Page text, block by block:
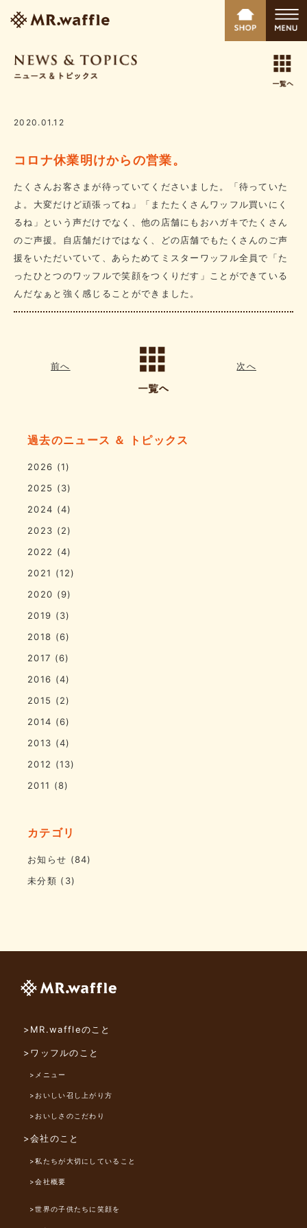
2020.01.12
コロナ休業明けからの営業。
たくさんお客さまが待っていてくださいました。「待っていた
よ。大変だけど頑張ってね」「またたくさんワッフル買いにく
るね」という声だけでなく、他の店舗にもおハガキでたくさん
のご声援。自店舗だけではなく、どの店舗でもたくさんのご声
援をいただいていて、あらためてミスターワッフル全員で「た
ったひとつのワッフルで笑顔をつくりだす」ことができている
んだなぁと強く感じることができました。
前へ 次へ
過去のニュース ＆ トピックス
2026 (1)
2025 (3)
2024 (4)
2023 (2)
2022 (4)
2021 (12)
2020 (9)
2019 (3)
2018 (6)
2017 (6)
2016 (4)
2015 (2)
2014 (6)
2013 (4)
2012 (13)
2011 (8)
カテゴリ
お知らせ (84)
未分類 (3)
>MR.waffleのこと
>ワッフルのこと
>メニュー
>おいしい召し上がり方
>おいしさのこだわり
>会社のこと
>私たちが大切にしていること
>会社概要
>世界の子供たちに笑顔を